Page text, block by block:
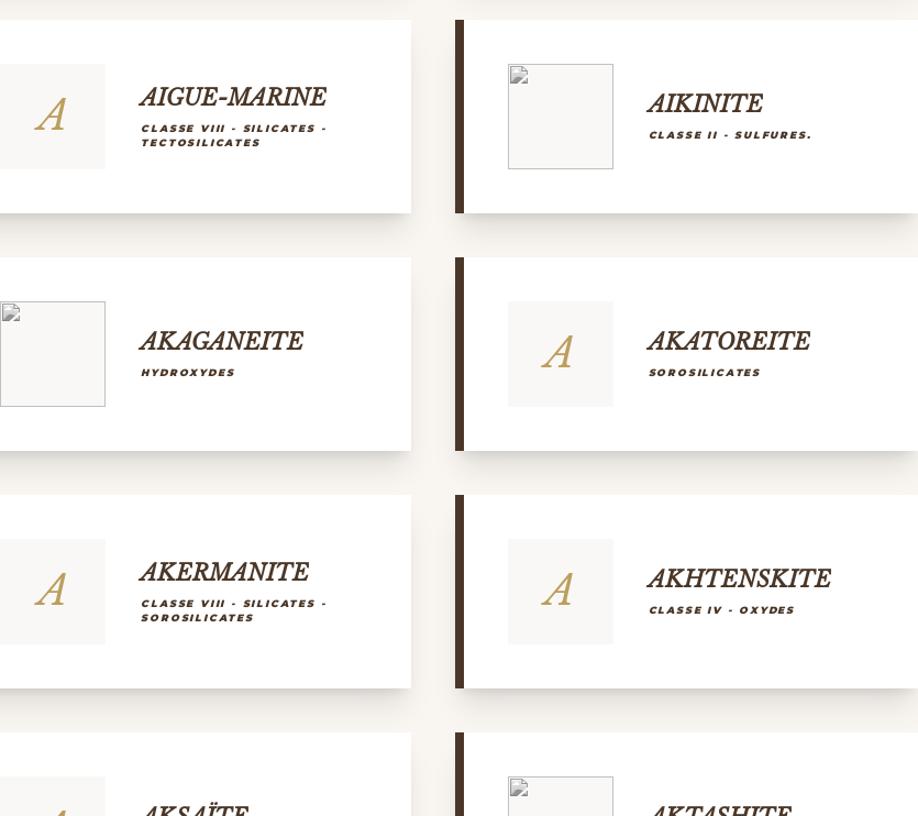
A AIGUE-MARINE
CLASSE VIII - SILICATES -
TECTOSILICATES
AIKINITE
CLASSE II - SULFURES.
AKAGANEITE
HYDROXYDES A AKATOREITE
SOROSILICATES
A AKERMANITE
CLASSE VIII - SILICATES -
SOROSILICATES
A AKHTENSKITE
CLASSE IV - OXYDES